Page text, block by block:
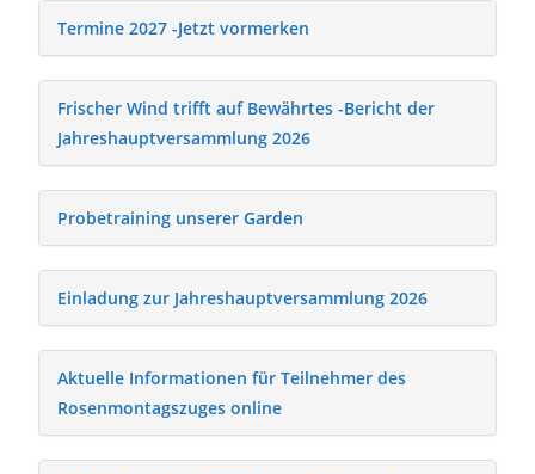
Termine 2027 -Jetzt vormerken
Frischer Wind trifft auf Bewährtes -Bericht der
Jahreshauptversammlung 2026
Probetraining unserer Garden
Einladung zur Jahreshauptversammlung 2026
Aktuelle Informationen für Teilnehmer des
Rosenmontagszuges online